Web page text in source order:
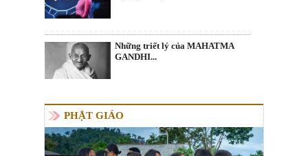
Những triết lý của MAHATMA
GANDHI...
PHẬT GIÁO